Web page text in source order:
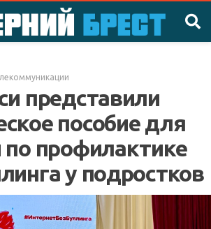
представили
пособие для
по профилактике
у подростков